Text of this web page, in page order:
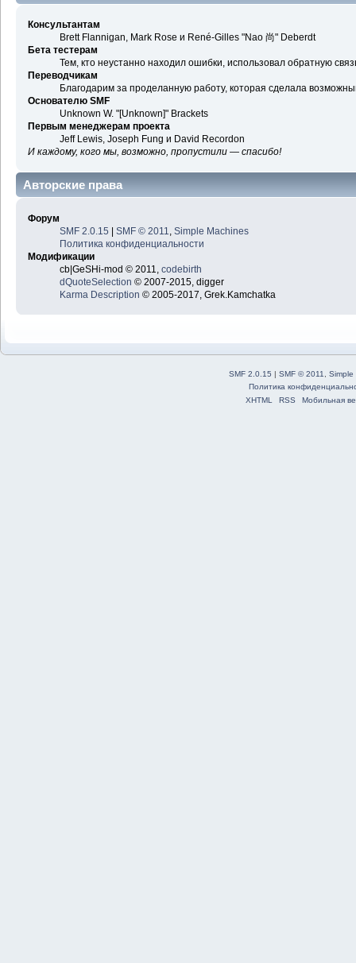
Консультантам
Brett Flannigan, Mark Rose и René-Gilles "Nao 尚" Deberdt
Бета тестерам
Тем, кто неустанно находил ошибки, использовал обратную
Переводчикам
Благодарим за проделанную работу, которая сделала
Основателю SMF
Unknown W. "[Unknown]" Brackets
Первым менеджерам проекта
Jeff Lewis, Joseph Fung и David Recordon
И каждому, кого мы, возможно, пропустили — спасибо!
Авторские права
Форум
SMF 2.0.15 | SMF © 2011
Simple Machines
Политика конфиденциальности
Модификации
cb|GeSHi-mod © 2011, codebirth
dQuoteSelection © 2007-2015, digger
Karma Description © 2005-2017, Grek.Kamchatka
SMF 2.0.15 | SMF © 2011
Simple
Политика
XHTML
RSS Мобильная